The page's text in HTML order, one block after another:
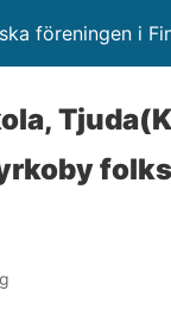
föreningen i